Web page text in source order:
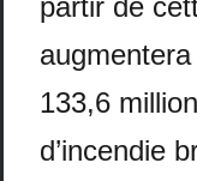
partir de
133,6
d’incendie